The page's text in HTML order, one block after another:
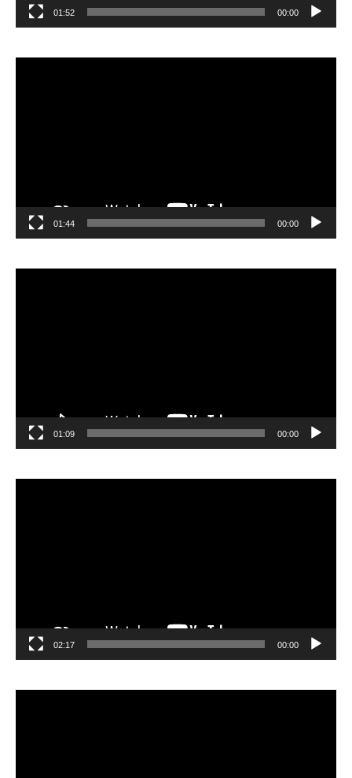
00:00
01:52
00:00
01:44
00:00
01:09
00:00
02:17